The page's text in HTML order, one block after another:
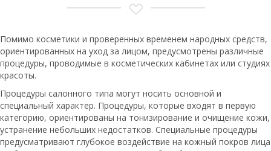
Помимо косметики и проверенных временем народных средств,
ориентированных на уход за лицом, предусмотрены различные
процедуры, проводимые в косметических кабинетах или студиях
красоты.
Процедуры салонного типа могут носить основной и
специальный характер. Процедуры, которые входят в первую
категорию, ориентированы на тонизирование и очищение кожи,
устранение небольших недостатков. Специальные процедуры
предусматривают глубокое воздействие на кожный покров лица